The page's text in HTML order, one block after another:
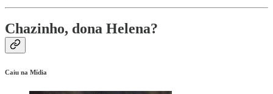
Chazinho, dona Helena?
Caiu na Mídia